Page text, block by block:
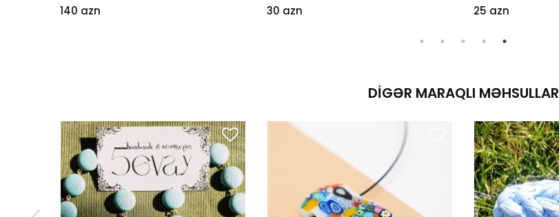
140 azn
30 azn
25 azn
DIGƏR MARAQLI MƏHSULLAR